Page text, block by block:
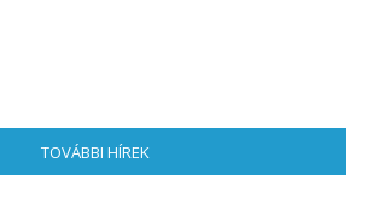
TOVÁBBI HÍREK